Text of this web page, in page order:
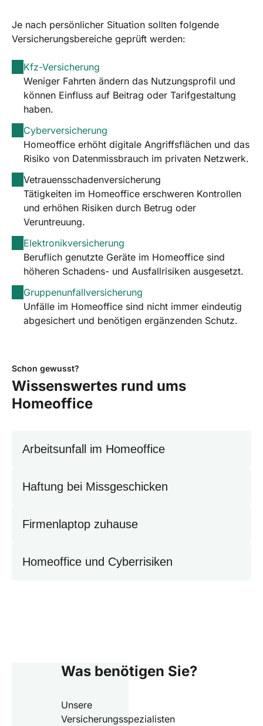
Je nach persönlicher Situation sollten folgende
Versicherungsbereiche geprüft werden:
Kfz-Versicherung
Weniger Fahrten ändern das Nutzungsprofil und
können Einfluss auf Beitrag oder Tarifgestaltung
haben.
Cyberversicherung
Homeoffice erhöht digitale Angriffsflächen und das
Risiko von Datenmissbrauch im privaten Netzwerk.
Vetrauensschadenversicherung
Tätigkeiten im Homeoffice erschweren Kontrollen
und erhöhen Risiken durch Betrug oder
Veruntreuung.
Elektronikversicherung
Beruflich genutzte Geräte im Homeoffice sind
höheren Schadens- und Ausfallrisiken ausgesetzt.
Gruppenunfallversicherung
Unfälle im Homeoffice sind nicht immer eindeutig
abgesichert und benötigen ergänzenden Schutz.
Schon gewusst?
Wissenswertes rund ums
Homeoffice
Arbeitsunfall im Homeoffice
Haftung bei Missgeschicken
Firmenlaptop zuhause
Homeoffice und Cyberrisiken
Was benötigen Sie?
Unsere
Versicherungsspezialisten